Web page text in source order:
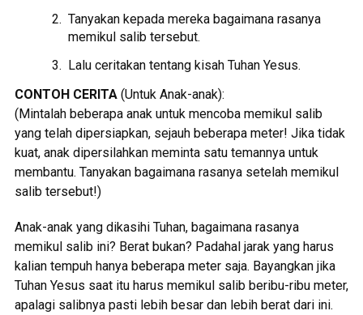
Tanyakan kepada mereka bagaimana rasanya
memikul salib tersebut.
Lalu ceritakan tentang kisah Tuhan Yesus.
CONTOH CERITA(Untuk Anak-anak):
(Mintalah beberapa anak untuk mencoba memikul salib
yang telah dipersiapkan, sejauh beberapa meter! Jika tidak
kuat, anak dipersilahkan meminta satu temannya untuk
membantu. Tanyakan bagaimana rasanya setelah memikul
salib tersebut!)
Anak-anak yang dikasihi Tuhan, bagaimana rasanya
memikul salib ini? Berat bukan? Padahal jarak yang harus
kalian tempuh hanya beberapa meter saja. Bayangkan jika
Tuhan Yesus saat itu harus memikul salib beribu-ribu meter,
apalagi salibnya pasti lebih besar dan lebih berat dari ini.